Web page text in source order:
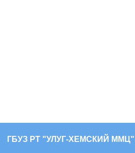
ГБУЗ РТ "УЛУГ-